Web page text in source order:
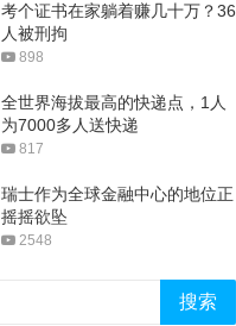
考个证书在家躺着赚几十万？36
人被刑拘
898
全世界海拔最高的快递点，1人
为7000多人送快递
817
瑞士作为全球金融中心的地位正
摇摇欲坠
2548
搜索